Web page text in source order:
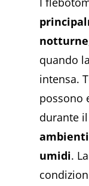
notturne
quando
intensa.
possono
durante
umidi.